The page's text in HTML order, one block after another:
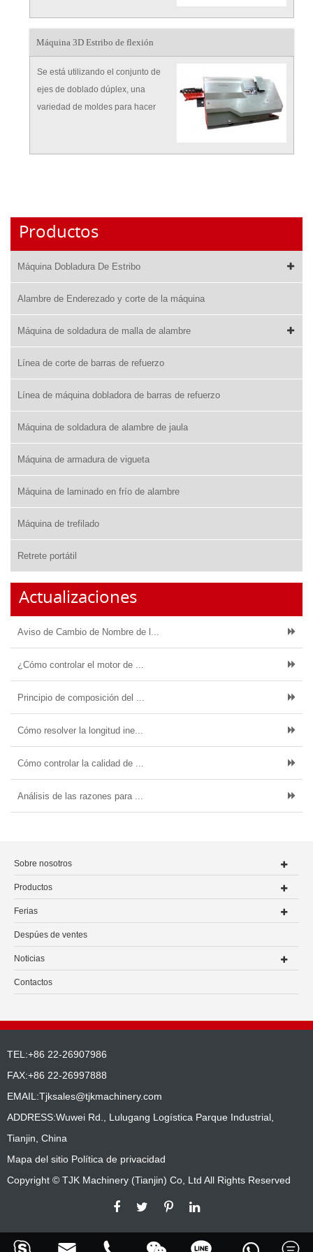
Máquina 3D Estribo de flexión
Se está utilizando el conjunto de
ejes de doblado dúplex, una
variedad de moldes para hacer
Productos
Máquina Dobladura De Estribo
Alambre de Enderezado y corte de la máquina
Máquina de soldadura de malla de alambre
Línea de corte de barras de refuerzo
Línea de máquina dobladora de barras de refuerzo
Máquina de soldadura de alambre de jaula
Máquina de armadura de vigueta
Máquina de laminado en frío de alambre
Máquina de trefilado
Retrete portátil
Actualizaciones
Aviso de Cambio de Nombre de l...
¿Cómo controlar el motor de ...
Principio de composición del ...
Cómo resolver la longitud ine...
Cómo controlar la calidad de ...
Análisis de las razones para ...
Sobre nosotros
Productos
Ferias
Despúes de ventes
Noticias
Contactos
TEL:+86 22-26907986
FAX:+86 22-26997888
EMAIL:Tjksales@tjkmachinery.com
ADDRESS:Wuwei Rd., Lulugang Logística Parque Industrial,
Tianjin, China
Mapa del sitio Política de privacidad
Copyright © TJK Machinery (Tianjin) Co, Ltd All Rights Reserved